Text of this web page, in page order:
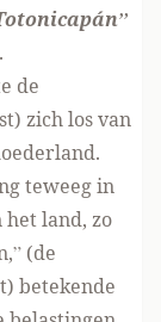
de
zich los van
teweeg in
het land, zo
(de
betekende